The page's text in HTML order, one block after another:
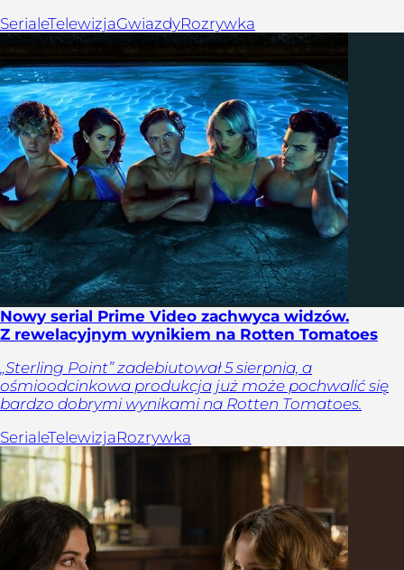
SerialeTelewizjaGwiazdyRozrywka
Nowy serial Prime Video zachwyca widzów.
Z rewelacyjnym wynikiem na Rotten Tomatoes
„Sterling Point” zadebiutował 5 sierpnia, a
ośmioodcinkowa produkcja już może pochwalić się
bardzo dobrymi wynikami na Rotten Tomatoes.
SerialeTelewizjaRozrywka